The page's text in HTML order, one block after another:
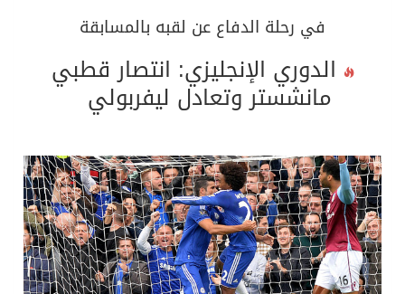
شركة لاين للاستثمار والعقارات تكافئ متسوقي الإمارات بأربع سيارات شيفروليه كابتيفا هايبرد PHEV و50 تجربة إقامة فندقية تزامناً مع اختتام حملتها الناجحة تخفيضات الصيف الضخمة
في رحلة الدفاع عن لقبه بالمسابقة
الدوري الإنجليزي: انتصار قطبي
مانشستر وتعادل ليفربولي